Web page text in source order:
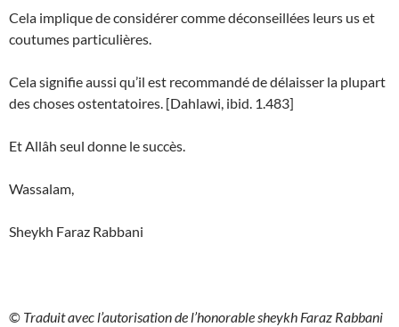
Cela implique de considérer comme déconseillées leurs us et
coutumes particulières.
Cela signifie aussi qu’il est recommandé de délaisser la plupart
des choses ostentatoires. [Dahlawi, ibid. 1.483]
Et Allâh seul donne le succès.
Wassalam,
Sheykh Faraz Rabbani
© Traduit avec l’autorisation de l’honorable sheykh Faraz Rabbani